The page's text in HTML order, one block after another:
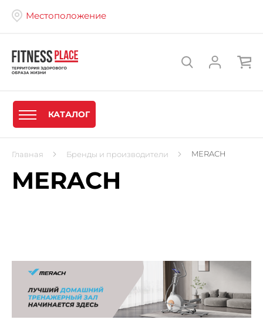
Местоположение
КАТАЛОГ
Главная Бренды и производители MERACH
MERACH